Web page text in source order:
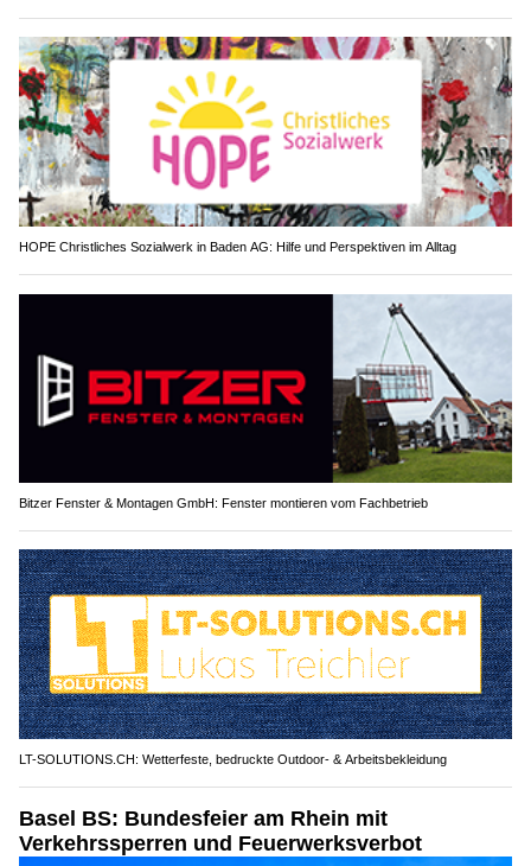
HOPE Christliches Sozialwerk in Baden AG: Hilfe und Perspektiven im Alltag
Bitzer Fenster & Montagen GmbH: Fenster montieren vom Fachbetrieb
LT-SOLUTIONS.CH: Wetterfeste, bedruckte Outdoor- & Arbeitsbekleidung
Basel BS: Bundesfeier am Rhein mit
Verkehrssperren und Feuerwerksverbot